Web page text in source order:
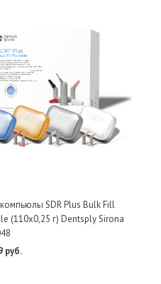
SDR Plus Bulk Fill
(110х0,25 г) Dentsply Sirona
руб.